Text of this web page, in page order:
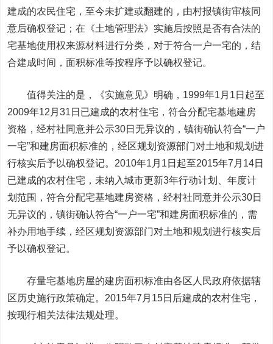
建成的农民住宅，至今未扩建或翻建的，由村报镇街审核同
意后确权登记；在《土地管理法》实施后按照是否有合法的
宅基地使用权来源材料进行分类，对于符合一户一宅的，结
合建成时间，面积标准等按程序予以确权登记。
值得关注的是，《实施意见》明确，1999年1月1日起至
2009年12月31日已建成的农村住宅，符合分配宅基地建房
资格，经村社同意并公示30日无异议的，镇街确认符合“一户
一宅”和建房面积标准的，经区规划资源部门对土地和规划进
行核实后予以确权登记。2010年1月1日起至2015年7月14日
已建成的农村住宅，未纳入城市更新3年行动计划、年度计
划范围，符合分配宅基地建房资格，经村社同意并公示30日
无异议的，镇街确认符合“一户一宅”和建房面积标准的，需
补办用地手续，经区规划资源部门对土地和规划进行核实后
予以确权登记。
存量宅基地房屋的建房面积标准由各区人民政府依据辖
区历史施行政策确定。2015年7月15日后建成的农村住宅，
按现行相关法律法规处理。